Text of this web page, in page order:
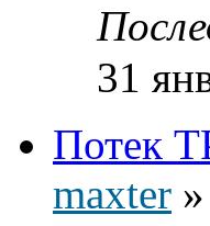
31
Потек
maxter »